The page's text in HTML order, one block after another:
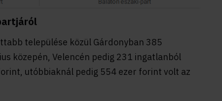
települése közül Gárdonyban 385
közepén, Velencén pedig 231 ingatlanból
utóbbiaknál pedig 554 ezer forint volt az